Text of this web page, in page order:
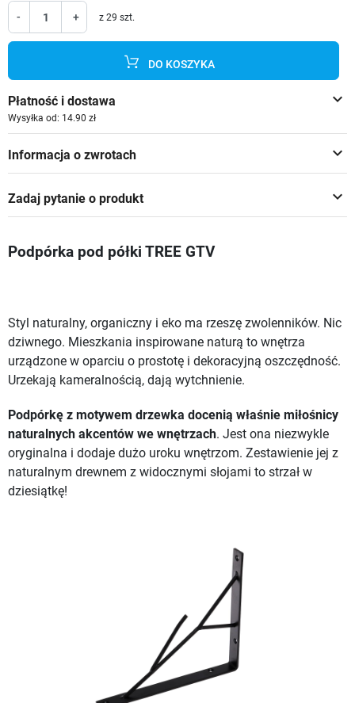
- + z 29 szt.
DO KOSZYKA
keyboard_arrow_down
Płatność i dostawa
Wysyłka od: 14.90 zł
keyboard_arrow_down
Informacja o zwrotach
keyboard_arrow_down
Zadaj pytanie o produkt
Podpórka pod półki TREE GTV
Styl naturalny, organiczny i eko ma rzeszę zwolenników. Nic
dziwnego. Mieszkania inspirowane naturą to wnętrza
urządzone w oparciu o prostotę i dekoracyjną oszczędność.
Urzekają kameralnością, dają wytchnienie.
Podpórkę z motywem drzewka docenią właśnie miłośnicy
naturalnych akcentów we wnętrzach. Jest ona niezwykle
oryginalna i dodaje dużo uroku wnętrzom. Zestawienie jej z
naturalnym drewnem z widocznymi słojami to strzał w
dziesiątkę!